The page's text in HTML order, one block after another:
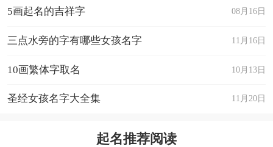
08月16日
5画起名的吉祥字
11月16日
三点水旁的字有哪些女孩名字
10月13日
10画繁体字取名
11月20日
圣经女孩名字大全集
起名推荐阅读